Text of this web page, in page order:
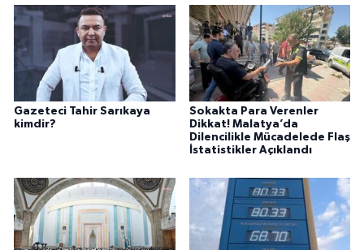
Gazeteci Tahir Sarıkaya
kimdir?
Sokakta Para Verenler
Dikkat! Malatya’da
Dilencilikle Mücadelede Flaş
İstatistikler Açıklandı